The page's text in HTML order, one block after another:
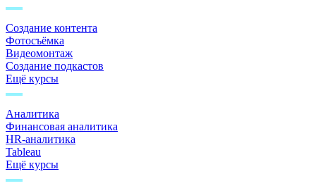
Создание контента
Фотосъёмка
Видеомонтаж
Создание подкастов
Ещё курсы
Аналитика
Финансовая аналитика
HR-аналитика
Tableau
Ещё курсы